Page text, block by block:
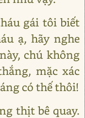
gái tôi biết
ạ, hãy nghe
chú không
mặc xác
có thế thôi!
thịt bê quay.